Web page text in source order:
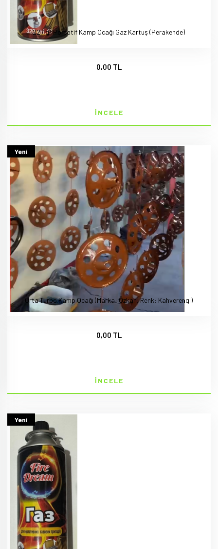
227 gr Portatif Kamp Ocağı Gaz Kartuş (Perakende)
0,00 TL
İNCELE
Yeni
Orta Turbo Kamp Ocağı (Marka: Özkan, Renk: Kahverengi)
0,00 TL
İNCELE
Yeni